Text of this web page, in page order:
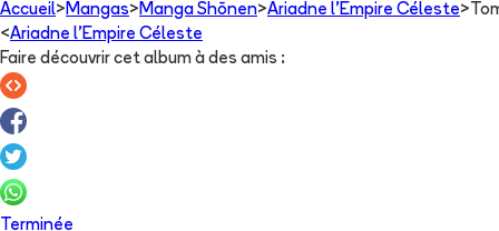
Accueil> Mangas> Manga Shōnen>Ariadne l'Empire Céleste>
<Ariadne l'Empire Céleste
Faire découvrir cet album à des amis :
Terminée